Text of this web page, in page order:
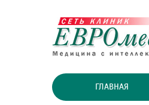
ГЛАВНАЯ